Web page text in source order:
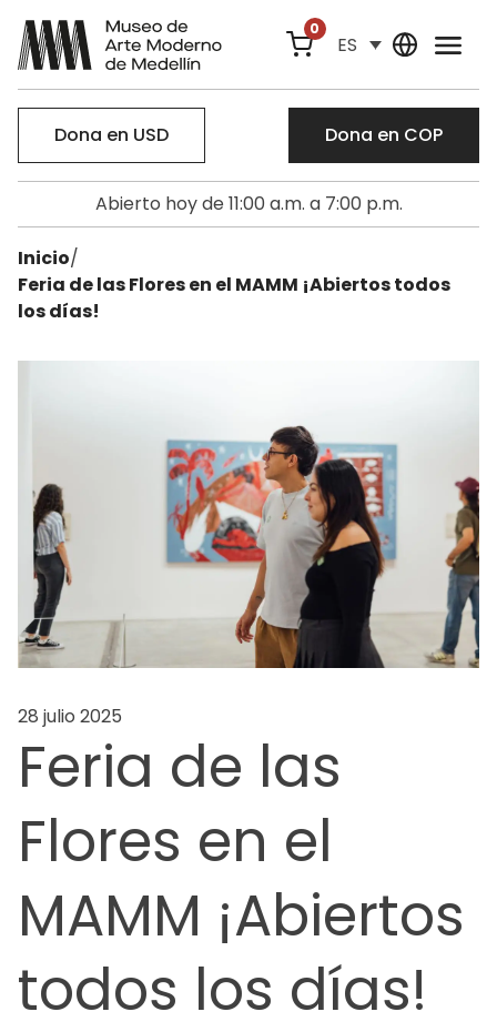
0
ES
Dona en USD Dona en COP
Abierto hoy de 11:00 a.m. a 7:00 p.m.
Inicio/
Feria de las Flores en el MAMM ¡Abiertos todos
los días!
28 julio 2025
Feria de las
Flores en el
MAMM ¡Abiertos
todos los días!